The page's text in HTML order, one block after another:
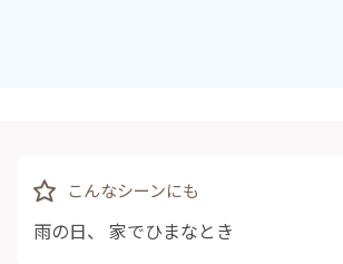
こんなシーンにも
雨の日、 家でひまなとき